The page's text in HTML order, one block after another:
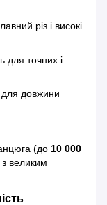
різ і високі
для точних і
довжини
(до 10 000
великим